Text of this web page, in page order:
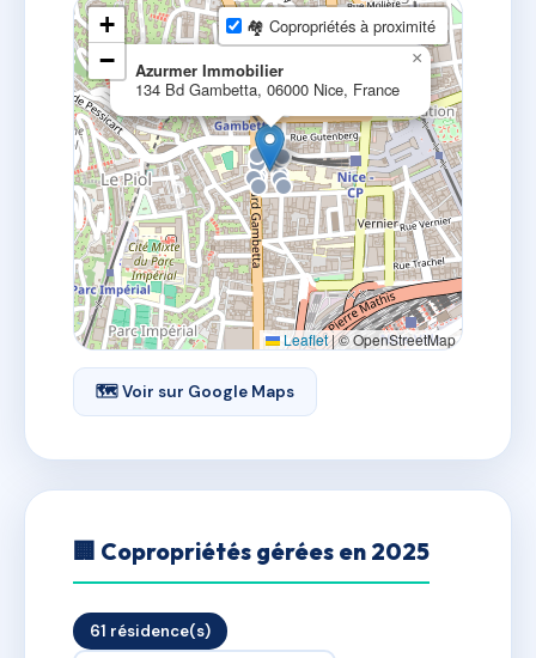
Azurmer Immobilier
134 Bd Gambetta, 06000 Nice, France
×
+
−
🏘 Copropriétés à proximité
Leaflet|© OpenStreetMap
🗺 Voir sur Google Maps
🏢 Copropriétés gérées en 2025
61 résidence(s)